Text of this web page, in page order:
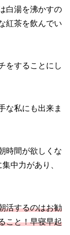
白湯を沸かすの
紅茶を飲んでい
をすることにし
な私にも出来ま
時間が欲しくな
中力があり、
活するのはお勧
こと！早寝早起